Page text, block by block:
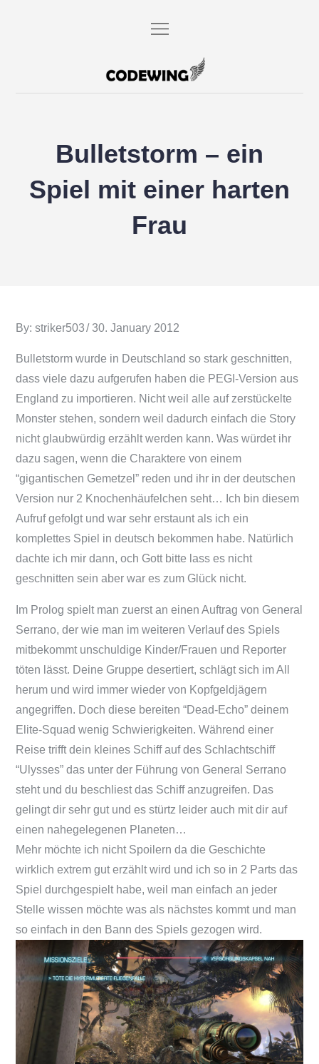
codewing.de
Bulletstorm – ein
Spiel mit einer harten
Frau
By:striker503 Posted
30. January 2012
Bulletstorm wurde in Deutschland so stark geschnitten,
dass viele dazu aufgerufen haben die PEGI-Version aus
England zu importieren. Nicht weil alle auf zerstückelte
Monster stehen, sondern weil dadurch einfach die Story
nicht glaubwürdig erzählt werden kann. Was würdet ihr
dazu sagen, wenn die Charaktere von einem
“gigantischen Gemetzel” reden und ihr in der deutschen
Version nur 2 Knochenhäufelchen seht… Ich bin diesem
Aufruf gefolgt und war sehr erstaunt als ich ein
komplettes Spiel in deutsch bekommen habe. Natürlich
dachte ich mir dann, och Gott bitte lass es nicht
geschnitten sein aber war es zum Glück nicht.
Im Prolog spielt man zuerst an einen Auftrag von General
Serrano, der wie man im weiteren Verlauf des Spiels
mitbekommt unschuldige Kinder/Frauen und Reporter
töten lässt. Deine Gruppe desertiert, schlägt sich im All
herum und wird immer wieder von Kopfgeldjägern
angegriffen. Doch diese bereiten “Dead-Echo” deinem
Elite-Squad wenig Schwierigkeiten. Während einer
Reise trifft dein kleines Schiff auf des Schlachtschiff
“Ulysses” das unter der Führung von General Serrano
steht und du beschliest das Schiff anzugreifen. Das
gelingt dir sehr gut und es stürtz leider auch mit dir auf
einen nahegelegenen Planeten…
Mehr möchte ich nicht Spoilern da die Geschichte
wirklich extrem gut erzählt wird und ich so in 2 Parts das
Spiel durchgespielt habe, weil man einfach an jeder
Stelle wissen möchte was als nächstes kommt und man
so einfach in den Bann des Spiels gezogen wird.